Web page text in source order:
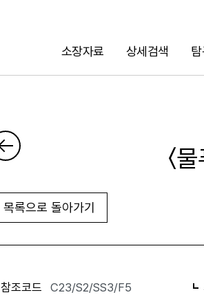
소장자료 상세검색 검색
〈
목록으로 돌아가기
참조코드 C23/S2/SS3/F5